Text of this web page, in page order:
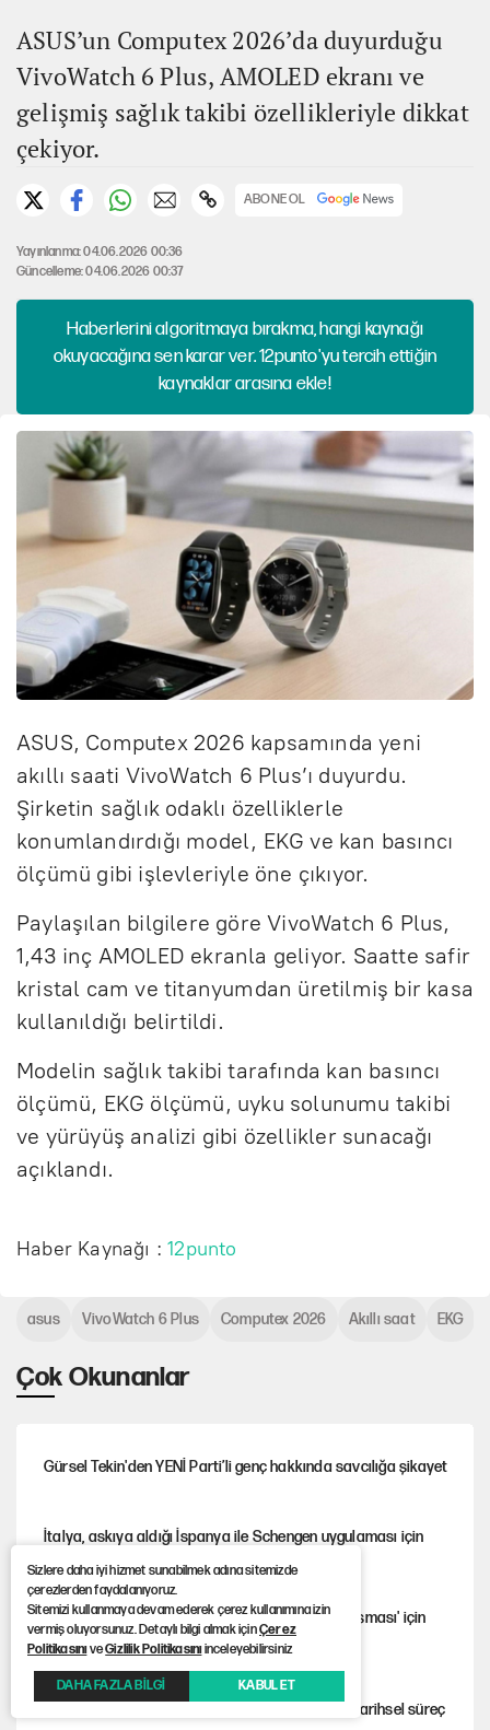
ASUS’un Computex 2026’da duyurduğu
VivoWatch 6 Plus, AMOLED ekranı ve
gelişmiş sağlık takibi özellikleriyle dikkat
çekiyor.
ABONE OL
Yayınlanma: 04.06.2026 00:36
Güncelleme: 04.06.2026 00:37
Haberlerini algoritmaya bırakma, hangi kaynağı
okuyacağına sen karar ver. 12punto'yu tercih ettiğin
kaynaklar arasına ekle!
ASUS, Computex 2026 kapsamında yeni
akıllı saati VivoWatch 6 Plus’ı duyurdu.
Şirketin sağlık odaklı özelliklerle
konumlandırdığı model, EKG ve kan basıncı
ölçümü gibi işlevleriyle öne çıkıyor.
Paylaşılan bilgilere göre VivoWatch 6 Plus,
1,43 inç AMOLED ekranla geliyor. Saatte safir
kristal cam ve titanyumdan üretilmiş bir kasa
kullanıldığı belirtildi.
Modelin sağlık takibi tarafında kan basıncı
ölçümü, EKG ölçümü, uyku solunumu takibi
ve yürüyüş analizi gibi özellikler sunacağı
açıklandı.
Haber Kaynağı :12punto
Çok Okunanlar
Gürsel Tekin'den YENİ Parti’li genç hakkında savcılığa şikayet
İtalya, askıya aldığı İspanya ile Schengen uygulaması için
Cem Gürdeniz'den 'Mekke Ortak Savunma Anlaşması' için
kritik uyarı
CHP-Yeni Parti tartışmasının arkasına gizlenen tarihsel süreç
asus VivoWatch 6 Plus Computex 2026 Akıllı saat EKG
Sizlere daha iyi hizmet sunabilmek adına sitemizde
çerezlerden faydalanıyoruz.
Sitemizi kullanmaya devam ederek çerez kullanımına izin
vermiş oluyorsunuz. Detaylı bilgi almak içinÇerez
PolitikasınıveGizlilik Politikasınıinceleyebilirsiniz
DAHA FAZLA BİLGİ KABUL ET